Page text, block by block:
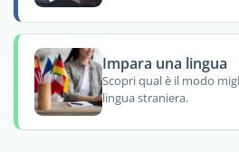
Impara una lingua
Scopri qual è il modo
lingua straniera.